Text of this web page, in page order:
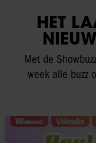
HET
Met de
week alle buzz